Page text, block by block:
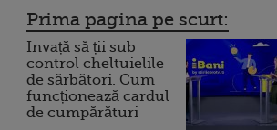
Prima pagina pe scurt:
Invață să ții sub
control cheltuielile
de sărbători. Cum
funcționează cardul
de cumpărături